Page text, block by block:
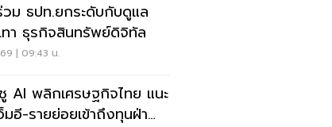
ม ธปท.ยกระดับกับดูแล
า ธุรกิจสินทรัพย์ดิจิทัล
| 09:43 น.
AI พลิกเศรษฐกิจไทย แนะ
มอี-รายย่อยเข้าถึงทุนฝ่า